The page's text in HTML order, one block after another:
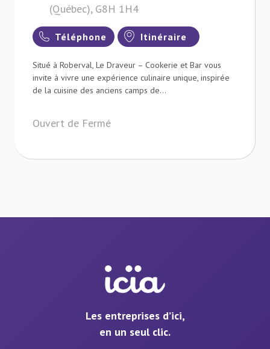
(Québec), G8H 1H4
Téléphone Itinéraire
Situé à Roberval, Le Draveur – Cookerie et Bar vous
invite à vivre une expérience culinaire unique, inspirée
de la cuisine des anciens camps de...
Ouvert de Fermé
Les entreprises d’ici,
en un seul clic.